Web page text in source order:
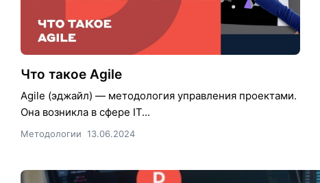
Что такое Agile
Agile (эджайл) — методология управления проектами.
Она возникла в сфере IT...
Методологии 13.06.2024